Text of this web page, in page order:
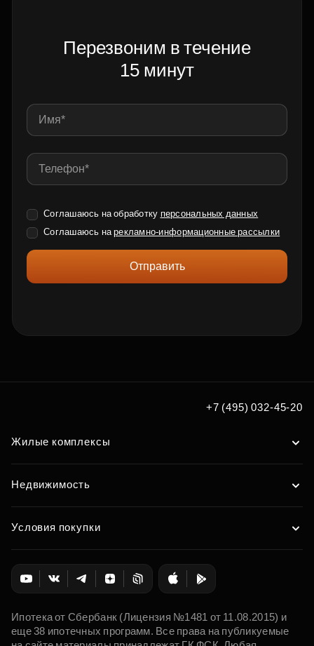
Перезвоним в течение
15 минут
Соглашаюсь на обработку персональных данных
Соглашаюсь нарекламно-информационные рассылки
Отправить
+7 (495) 032-45-20
Жилые комплексы
Недвижимость
Условия покупки
Ипотека от Сбербанк (Лицензия №1481 от 11.08.2015) и
еще 38 ипотечных программ. Все права на публикуемые